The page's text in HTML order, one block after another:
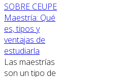
SOBRE CEUPE
Maestría: Qué
es, tipos y
ventajas de
estudiarla
Las maestrías
son un tipo de